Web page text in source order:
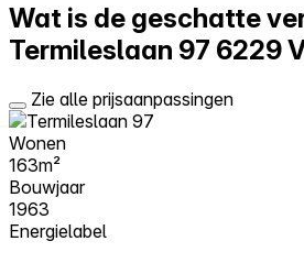
Wat is de geschatte
Termileslaan 97 6229
Zie alle prijsaanpassingen
Wonen
163m²
Bouwjaar
1963
Energielabel